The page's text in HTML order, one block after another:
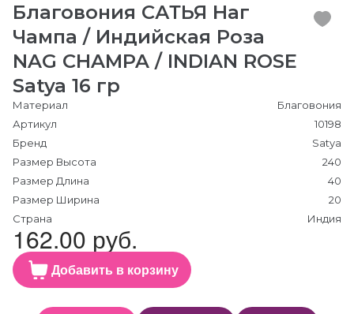
Благовония САТЬЯ Наг
Чампа / Индийская Роза
NAG CHAMPA / INDIAN ROSE
Satya 16 гр
Материал
Благовония
Артикул
10198
Бренд
Satya
Размер Высота
240
Размер Длина
40
Размер Ширина
20
Страна
Индия
162.00 руб.
Добавить в корзину